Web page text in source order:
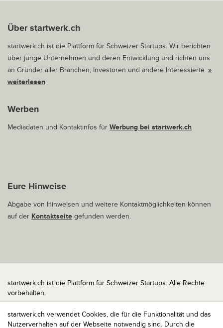
startwerk.ch verwendet Cookies, die für die Funktionalität und das
Nutzerverhalten auf der Webseite notwendig sind. Durch die
Über startwerk.ch
startwerk.ch ist die Plattform für Schweizer Startups. Wir berichten
über junge Unternehmen und deren Entwicklung und richten uns
an Gründer aller Branchen, Investoren und andere Interessierte. »
weiterlesen
Werben
Mediadaten und Kontaktinfos für Werbung bei startwerk.ch
Eure Hinweise
Abgabe von Hinweisen und weitere Kontaktmöglichkeiten können
auf der Kontaktseite gefunden werden.
startwerk.ch ist die Plattform für Schweizer Startups. Alle Rechte
vorbehalten.
Impressum
Kontakt